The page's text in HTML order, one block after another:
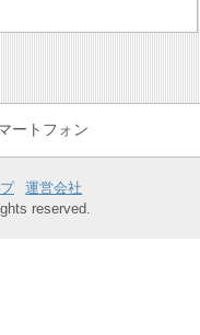
ートフォン
運営会社
reserved.